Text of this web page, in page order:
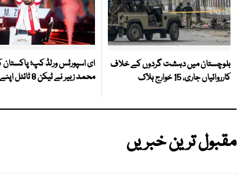
بلوچستان میں دہشت گردوں کے خلاف
کارروائیاں جاری، 15 خوارج ہلاک
ای اسپورٹس ورلڈ کپ؛
محمد زبیر نے ٹیکن 8 ٹائٹل اپنے نام لیا
مقبول ترین خبریں